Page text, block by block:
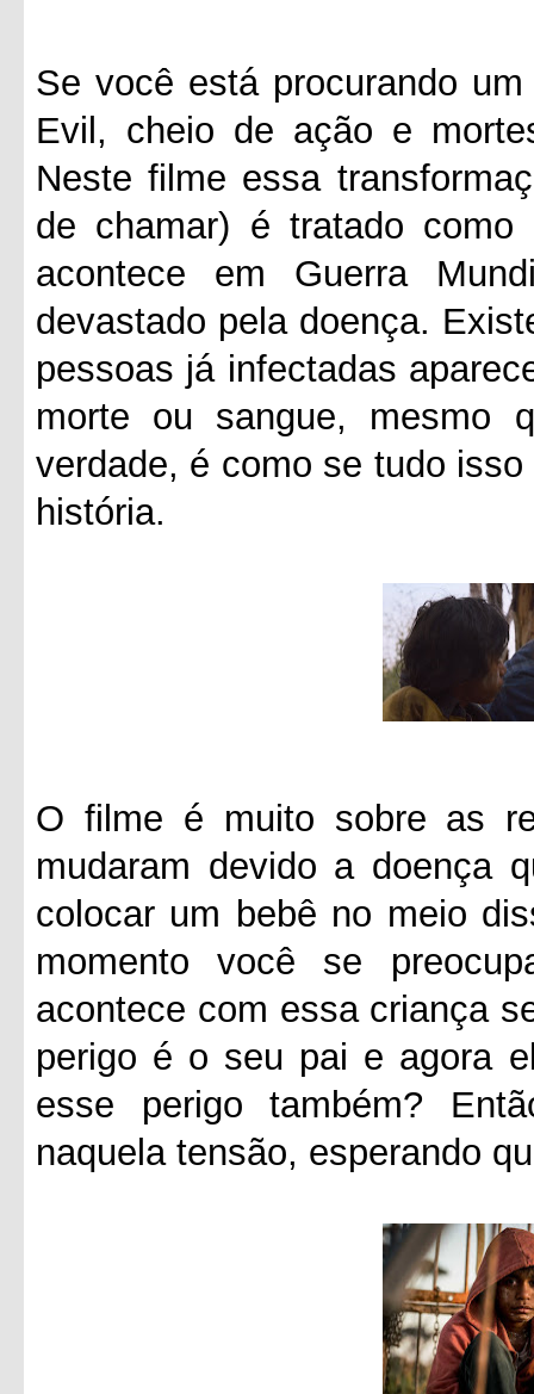
Se você está procurando
Evil, cheio de ação e
Neste filme essa
de chamar) é tratado como
acontece em Guerra
devastado pela doença.
pessoas já infectadas
morte ou sangue, mesmo
verdade, é como se tudo
história.
O filme é muito sobre as
mudaram devido a doença
colocar um bebê no meio
momento você se
acontece com essa criança
perigo é o seu pai e agora
esse perigo também?
naquela tensão, esperando